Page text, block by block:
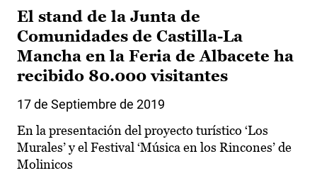
El stand de la Junta de
Comunidades de Castilla-La
Mancha en la Feria de Albacete ha
recibido 80.000 visitantes
17 de Septiembre de 2019
En la presentación del proyecto turístico ‘Los
Murales’ y el Festival ‘Música en los Rincones’ de
Molinicos